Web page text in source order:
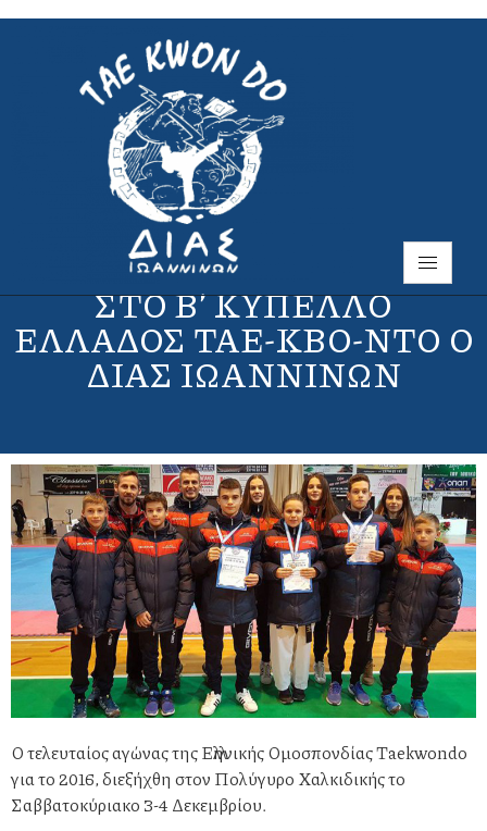
ΣΤΟ Β’ ΚΥΠΕΛΛΟ
ΕΛΛΑΔΟΣ ΤΑΕ-ΚΒΟ-ΝΤΟ Ο
ΔΙΑΣ ΙΩΑΝΝΙΝΩΝ
Ο τελευταίος αγώνας της Ελληνικής Ομοσπονδίας Taekwondo
για το 2016, διεξήχθη στον Πολύγυρο Χαλκιδικής το
Σαββατοκύριακο 3-4 Δεκεμβρίου.